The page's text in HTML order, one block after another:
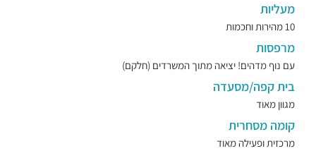
מעליות
10 מהירות וחכמות
מרפסות
עם נוף מדהים! יציאה מתוך המשרדים (חלקם)
בית קפה/מסעדה
מגוון מאוד
קומה מסחרית
מרכזית ופעילה מאוד